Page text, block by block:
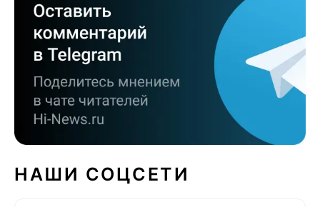
НАШИ СОЦСЕТИ